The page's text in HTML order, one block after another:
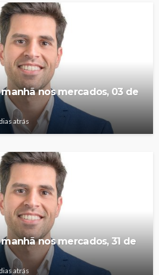
nos mercados, 03 de
atrás
nos mercados, 31 de
atrás